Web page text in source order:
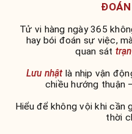
Tử vi hàng ngày 365
hay bói đoán sự việc,
quan sát
Lưu nhậtlà nhịp vận
chiều hướng thuận
Hiểu để không vội khi cần
thời